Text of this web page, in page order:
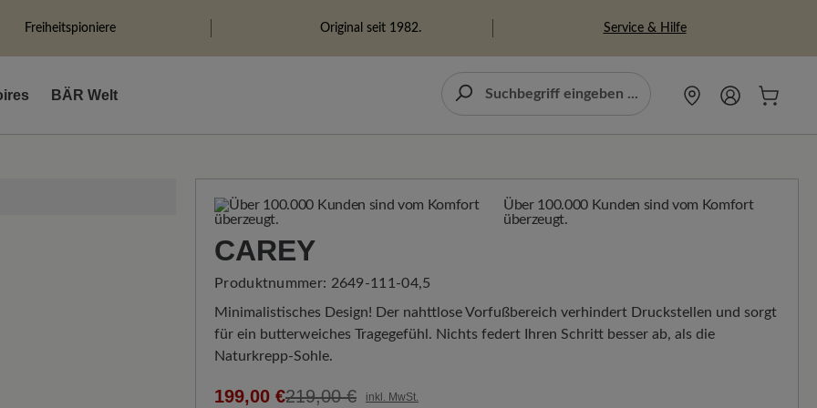
Freiheitspioniere Original seit 1982. Service & Hilfe
BÄR Welt
Über 100.000 Kunden sind vom Komfort
überzeugt.
CAREY
Produktnummer: 2649-111-04,5
Minimalistisches Design! Der nahttlose Vorfußbereich verhindert Druckstellen und sorgt
für ein butterweiches Tragegefühl. Nichts federt Ihren Schritt besser ab, als die
Naturkrepp-Sohle.
199,00 €219,00 € inkl. MwSt.